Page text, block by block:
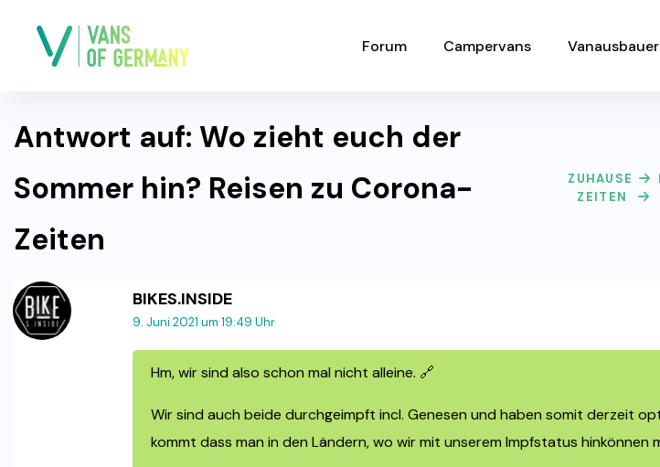
Forum Campervans Vanausbauer
Antwort auf: Wo zieht euch der
Sommer hin? Reisen zu Corona-
Zeiten
ZUHAUSE
ZEITEN
BIKES.INSIDE
9. Juni 2021 um 19:49 Uhr
Hm, wir sind also schon mal nicht alleine. 🔗
Wir sind auch beide durchgeimpft incl. Genesen und haben somit derzeit
kommt dass man in den Ländern, wo wir mit unserem Impfstatus hinkönnen